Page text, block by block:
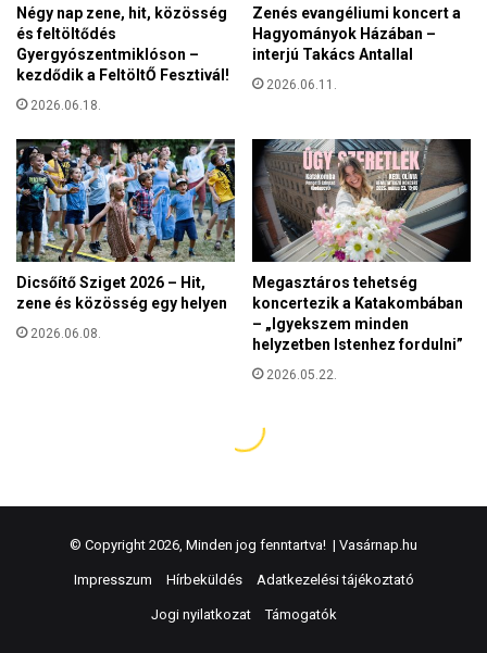
© Copyright 2026, Minden jog fenntartva! | Vasárnap.hu
Impresszum Hírbeküldés Adatkezelési tájékoztató
Jogi nyilatkozat Támogatók